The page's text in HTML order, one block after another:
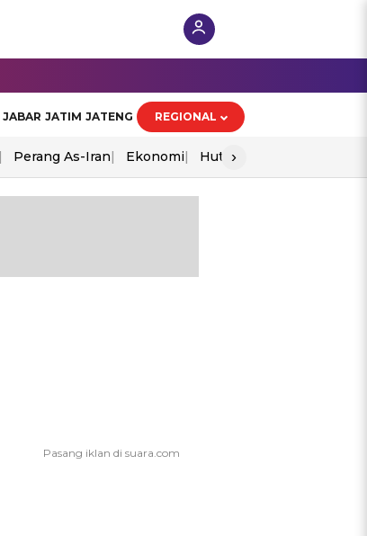
JABAR JATIM JATENG REGIONAL
Perang As-Iran Ekonomi Hut Ri
›